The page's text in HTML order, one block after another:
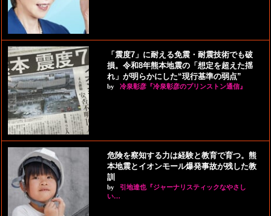
「震度7」に耐える免震・耐震技術でも破
損。令和8年熊本地震の「想定を超えた揺
れ」が明らかにした“現行基準の弱点”
by 冷泉彰彦『冷泉彰彦のプリンストン通信』
危険を察知する力は経験と教育で育つ。熊
本地震とイオンモール爆発事故が残した教
訓
by
引地達也『ジャーナリスティックなやさし
い…